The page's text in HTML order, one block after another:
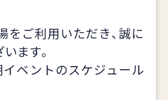
をご利用いただき、誠に
ます。
イベントのスケジュール